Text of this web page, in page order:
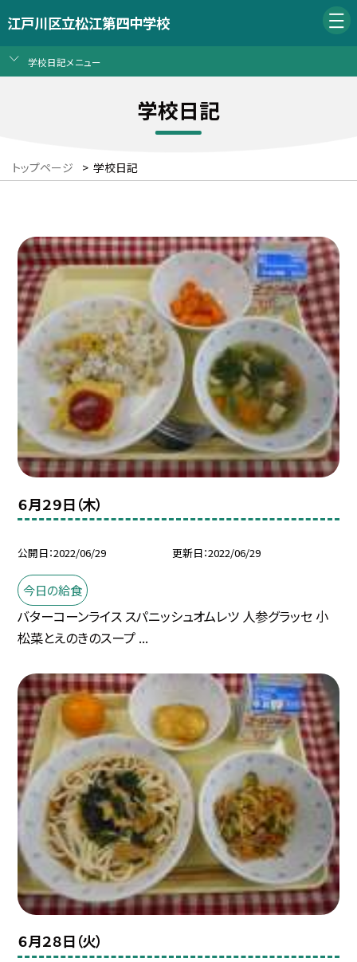
江戸川区立松江第四中学校
学校日記メニュー
学校日記
トップページ > 学校日記
６月２９日（木）
公開日 2022/06/29 更新日 2022/06/29
今日の給食
バターコーンライス スパニッシュオムレツ 人参グラッセ 小
松菜とえのきのスープ ...
６月２８日（火）